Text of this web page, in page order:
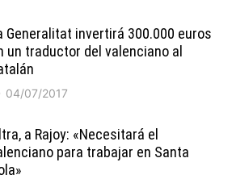
Generalitat invertirá 300.000 euros
un traductor del valenciano al
04/07/2017
a Rajoy: «Necesitará el
para trabajar en Santa